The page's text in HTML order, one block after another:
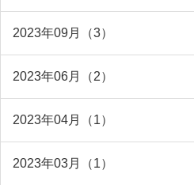
2023年09月（3）
2023年06月（2）
2023年04月（1）
2023年03月（1）